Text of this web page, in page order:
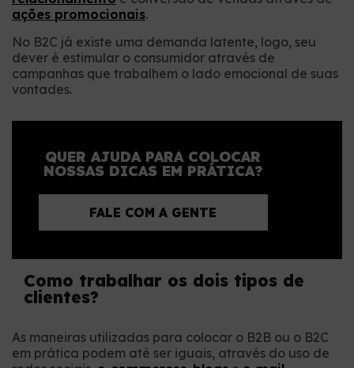
ações promocionais.
No B2C já existe uma demanda latente, logo, seu
dever é estimular o consumidor através de
campanhas que trabalhem o lado emocional de suas
vontades.
QUER AJUDA PARA COLOCAR
NOSSAS DICAS EM PRÁTICA?
FALE COM A GENTE
Como trabalhar os dois tipos de
clientes?
As maneiras utilizadas para colocar o B2B ou o B2C
em prática podem até ser iguais, através do uso de